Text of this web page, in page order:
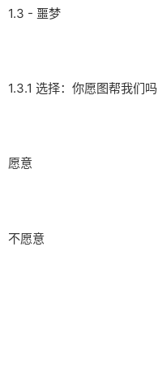
1.3 - 噩梦
1.3.1 选择：你愿图帮我们吗
愿意
不愿意